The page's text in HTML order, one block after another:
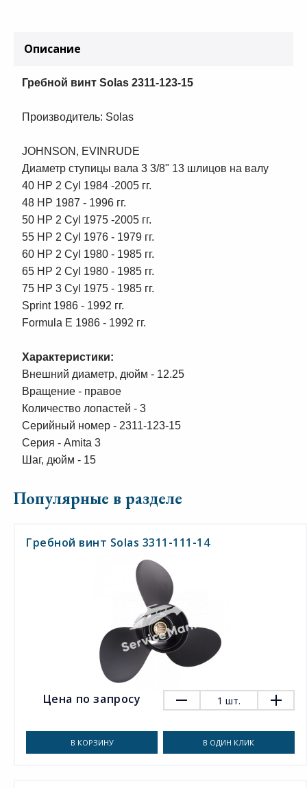
Описание
Гребной винт Solas 2311-123-15
Производитель: Solas
JOHNSON, EVINRUDE
Диаметр ступицы вала 3 3/8" 13 шлицов на валу
40 HP 2 Cyl 1984 -2005 гг.
48 HP 1987 - 1996 гг.
50 HP 2 Cyl 1975 -2005 гг.
55 HP 2 Cyl 1976 - 1979 гг.
60 HP 2 Cyl 1980 - 1985 гг.
65 HP 2 Cyl 1980 - 1985 гг.
75 HP 3 Cyl 1975 - 1985 гг.
Sprint 1986 - 1992 гг.
Formula E 1986 - 1992 гг.
Характеристики:
Внешний диаметр, дюйм - 12.25
Вращение - правое
Количество лопастей - 3
Серийный номер - 2311-123-15
Серия - Amita 3
Шаг, дюйм - 15
Популярные в разделе
Гребной винт Solas 3311-111-14
Цена по запросу 1 шт.
В КОРЗИНУ В ОДИН КЛИК